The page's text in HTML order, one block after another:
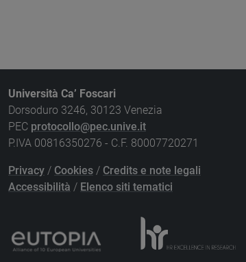
Università Ca’ Foscari
Dorsoduro 3246, 30123 Venezia
PEC protocollo@pec.unive.it
P.IVA 00816350276 - C.F. 80007720271
Privacy / Cookies / Credits e note legali
Accessibilità / Elenco siti tematici